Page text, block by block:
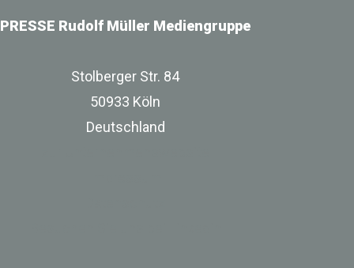
PRESSE Rudolf Müller Mediengruppe
Stolberger Str. 84
50933 Köln
Deutschland